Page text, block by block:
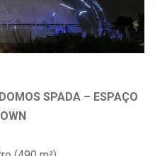
SPADA – ESPAÇO